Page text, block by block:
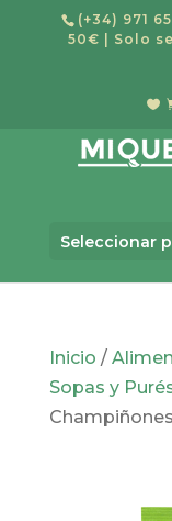
(+34) 971
50€ | Solo

Seleccionar
de
Inicio /
Sopas y